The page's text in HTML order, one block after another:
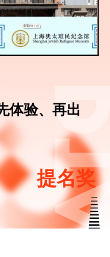
体验、再出
提名奖